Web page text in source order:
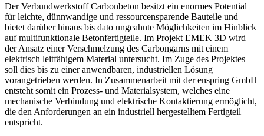
Der Verbundwerkstoff Carbonbeton besitzt ein enormes Potential
für leichte, dünnwandige und ressourcensparende Bauteile und
bietet darüber hinaus bis dato ungeahnte Möglichkeiten im Hinblick
auf multifunktionale Betonfertigteile. Im Projekt EMEK 3D wird
der Ansatz einer Verschmelzung des Carbongarns mit einem
elektrisch leitfähigem Material untersucht. Im Zuge des Projektes
soll dies bis zu einer anwendbaren, industriellen Lösung
vorangetrieben werden. In Zusammenarbeit mit der enspring GmbH
entsteht somit ein Prozess- und Materialsystem, welches eine
mechanische Verbindung und elektrische Kontaktierung ermöglicht,
die den Anforderungen an ein industriell hergestelltem Fertigteil
entspricht.